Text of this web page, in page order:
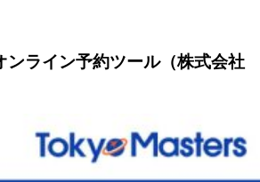
ンライン予約ツール（株式会社